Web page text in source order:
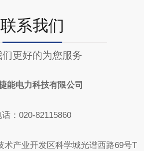
联系我们
们更好的为您服务
能电力科技有限公司
话：020-82115860
术产业开发区科学城光谱西路69号T